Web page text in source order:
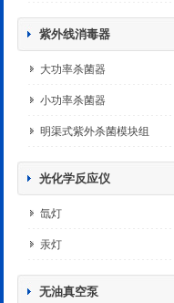
紫外线消毒器
大功率杀菌器
小功率杀菌器
明渠式紫外杀菌模块组
光化学反应仪
氙灯
汞灯
无油真空泵